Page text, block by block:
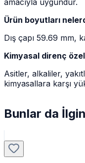
amacıyla uygundur.
Ürün boyutları
Dış çapı 59.69 mm,
Kimyasal direnç
Asitler, alkaliler,
kimyasallara karşı
Bunlar da